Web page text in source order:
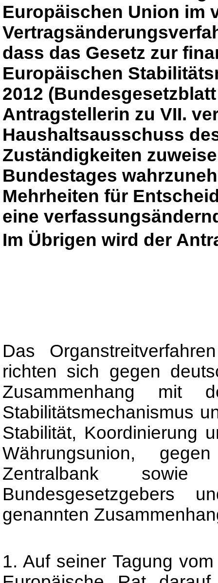
Europäischen Union im
dass das Gesetz zur
Europäischen
2012
Antragstellerin zu VII.
Haushaltsausschuss
Zuständigkeiten
Bundestages
Mehrheiten für
eine
Im Übrigen wird der
Das
richten sich gegen
Zusammenhang mit
Stabilitätsmechanismus
Stabilität, Koordinierung
Währungsunion,
Zentralbank
Bundesgesetzgebers
genannten
1. Auf seiner Tagung